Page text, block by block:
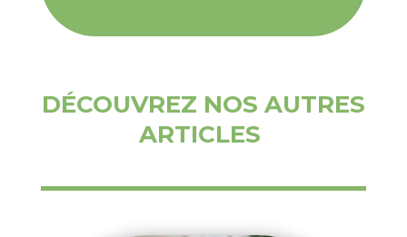
DÉCOUVREZ NOS AUTRES
ARTICLES